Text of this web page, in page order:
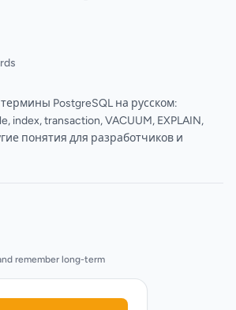
PostgreSQL на русском:
index, transaction, VACUUM, EXPLAIN,
понятия для разработчиков и
remember long-term